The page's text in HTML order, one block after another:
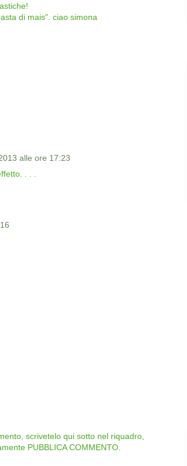
di mais". ciao simona
alle ore 17:23
. . .
scrivetelo qui sotto nel riquadro,
PUBBLICA COMMENTO.